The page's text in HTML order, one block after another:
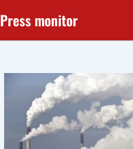
до
Press monitor